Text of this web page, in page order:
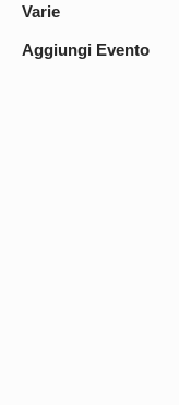
Varie
Aggiungi Evento